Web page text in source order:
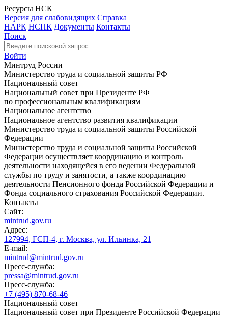
Ресурсы НСК
Версия для слабовидящих Справка
НАРК НСПК Документы Контакты
Поиск
Войти
Минтруд России
Министерство труда и социальной защиты РФ
Национальный совет
Национальный совет при Президенте РФ
по профессиональным квалификациям
Национальное агентство
Национальное агентство развития квалификации
Министерство труда и социальной защиты Российской
Федерации
Министерство труда и социальной защиты Российской
Федерации осуществляет координацию и контроль
деятельности находящейся в его ведении Федеральной
службы по труду и занятости, а также координацию
деятельности Пенсионного фонда Российской Федерации и
Фонда социального страхования Российской Федерации.
Контакты
Сайт:
mintrud.gov.ru
Адрес:
127994, ГСП-4, г. Москва, ул. Ильинка, 21
E-mail:
mintrud@mintrud.gov.ru
Пресс-служба:
pressa@mintrud.gov.ru
Пресс-служба:
+7 (495) 870-68-46
Национальный совет
Национальный совет при Президенте Российской Федерации